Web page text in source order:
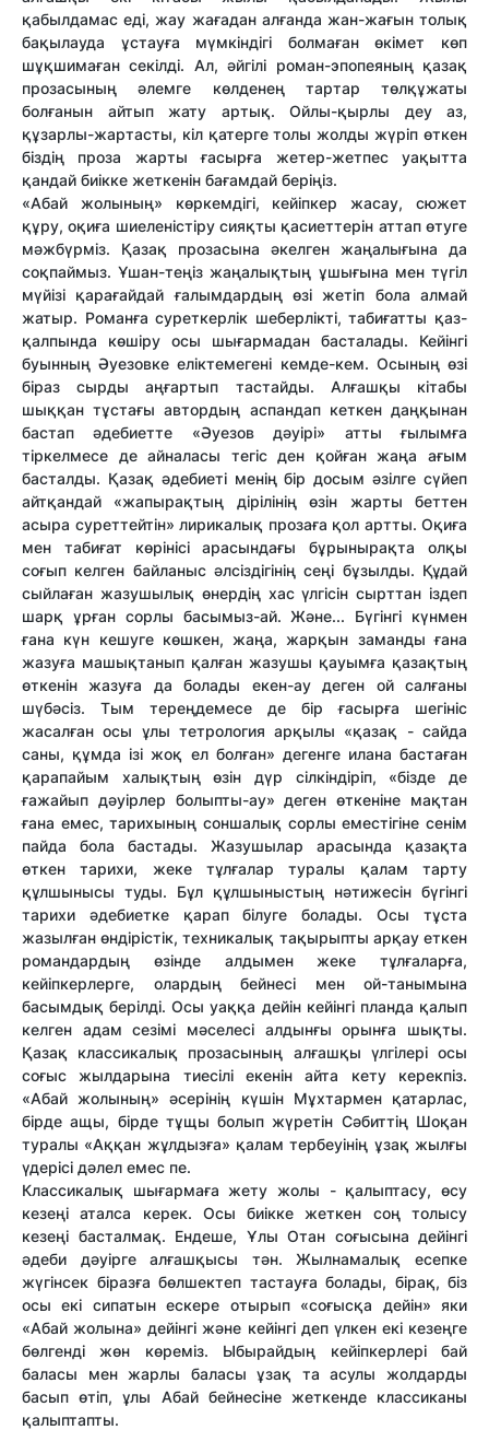
қабылдамас еді, жау жағадан алғанда жан-жағын толық
бақылауда ұстауға мүмкіндігі болмаған өкімет көп
шұқшимаған секілді. Ал, әйгілі роман-эпопеяның қазақ
прозасының әлемге көлденең тартар төлқұжаты
болғанын айтып жату артық. Ойлы-қырлы деу аз,
құзарлы-жартасты, кіл қатерге толы жолды жүріп өткен
біздің проза жарты ғасырға жетер-жетпес уақытта
қандай биікке жеткенін бағамдай беріңіз.
«Абай жолының» көркемдігі, кейіпкер жасау, сюжет
құру, оқиға шиеленістіру сияқты қасиеттерін аттап өтуге
мәжбүрміз. Қазақ прозасына әкелген жаңалығына да
соқпаймыз. Ұшан-теңіз жаңалықтың ұшығына мен түгіл
мүйізі қарағайдай ғалымдардың өзі жетіп бола алмай
жатыр. Романға суреткерлік шеберлікті, табиғатты қаз-
қалпында көшіру осы шығармадан басталады. Кейінгі
буынның Әуезовке еліктемегені кемде-кем. Осының өзі
біраз сырды аңғартып тастайды. Алғашқы кітабы
шыққан тұстағы автордың аспандап кеткен даңқынан
бастап әдебиетте «Әуезов дәуірі» атты ғылымға
тіркелмесе де айналасы тегіс ден қойған жаңа ағым
басталды. Қазақ әдебиеті менің бір досым әзілге сүйеп
айтқандай «жапырақтың дірілінің өзін жарты беттен
асыра суреттейтін» лирикалық прозаға қол артты. Оқиға
мен табиғат көрінісі арасындағы бұрынырақта олқы
соғып келген байланыс әлсіздігінің сеңі бұзылды. Құдай
сыйлаған жазушылық өнердің хас үлгісін сырттан іздеп
шарқ ұрған сорлы басымыз-ай. Және... Бүгінгі күнмен
ғана күн кешуге көшкен, жаңа, жарқын заманды ғана
жазуға машықтанып қалған жазушы қауымға қазақтың
өткенін жазуға да болады екен-ау деген ой салғаны
шүбәсіз. Тым тереңдемесе де бір ғасырға шегініс
жасалған осы ұлы тетрология арқылы «қазақ - сайда
саны, құмда ізі жоқ ел болған» дегенге илана бастаған
қарапайым халықтың өзін дүр сілкіндіріп, «бізде де
ғажайып дәуірлер болыпты-ау» деген өткеніне мақтан
ғана емес, тарихының соншалық сорлы еместігіне сенім
пайда бола бастады. Жазушылар арасында қазақта
өткен тарихи, жеке тұлғалар туралы қалам тарту
құлшынысы туды. Бұл құлшыныстың нәтижесін бүгінгі
тарихи әдебиетке қарап білуге болады. Осы тұста
жазылған өндірістік, техникалық тақырыпты арқау еткен
романдардың өзінде алдымен жеке тұлғаларға,
кейіпкерлерге, олардың бейнесі мен ой-танымына
басымдық берілді. Осы уаққа дейін кейінгі планда қалып
келген адам сезімі мәселесі алдынғы орынға шықты.
Қазақ классикалық прозасының алғашқы үлгілері осы
соғыс жылдарына тиесілі екенін айта кету керекпіз.
«Абай жолының» әсерінің күшін Мұхтармен қатарлас,
бірде ащы, бірде тұщы болып жүретін Сәбиттің Шоқан
туралы «Аққан жұлдызға» қалам тербеуінің ұзақ жылғы
үдерісі дәлел емес пе.
Классикалық шығармаға жету жолы - қалыптасу, өсу
кезеңі аталса керек. Осы биікке жеткен соң толысу
кезеңі басталмақ. Ендеше, Ұлы Отан соғысына дейінгі
әдеби дәуірге алғашқысы тән. Жылнамалық есепке
жүгінсек біразға бөлшектеп тастауға болады, бірақ, біз
осы екі сипатын ескере отырып «соғысқа дейін» яки
«Абай жолына» дейінгі және кейінгі деп үлкен екі кезеңге
бөлгенді жөн көреміз. Ыбырайдың кейіпкерлері бай
баласы мен жарлы баласы ұзақ та асулы жолдарды
басып өтіп, ұлы Абай бейнесіне жеткенде классиканы
қалыптапты.